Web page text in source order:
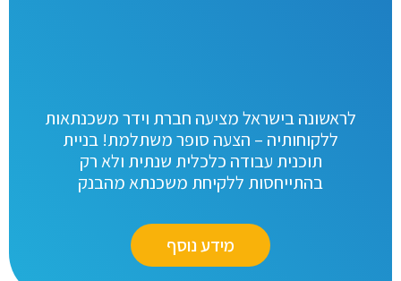
לראשונה בישראל מציעה חברת וידר משכנתאות
ללקוחותיה – הצעה סופר משתלמת! בניית
תוכנית עבודה כלכלית שנתית ולא רק
בהתייחסות ללקיחת משכנתא מהבנק
מידע נוסף